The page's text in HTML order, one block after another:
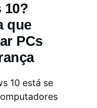
10?
que
PCs
10 está se